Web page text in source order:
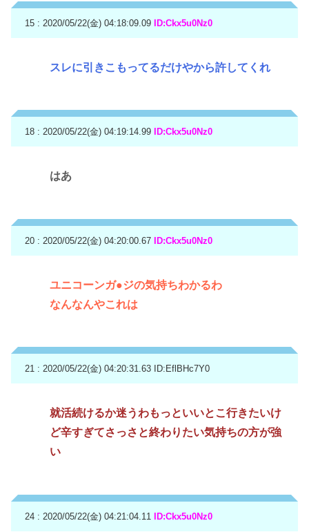
15 : 2020/05/22(金) 04:18:09.09 ID:Ckx5u0Nz0
スレに引きこもってるだけやから許してくれ
18 : 2020/05/22(金) 04:19:14.99 ID:Ckx5u0Nz0
はあ
20 : 2020/05/22(金) 04:20:00.67 ID:Ckx5u0Nz0
ユニコーンガ●ジの気持ちわかるわ
なんなんやこれは
21 : 2020/05/22(金) 04:20:31.63 ID:EflBHc7Y0
就活続けるか迷うわもっといいとこ行きたいけ
ど辛すぎてさっさと終わりたい気持ちの方が強
い
24 : 2020/05/22(金) 04:21:04.11 ID:Ckx5u0Nz0